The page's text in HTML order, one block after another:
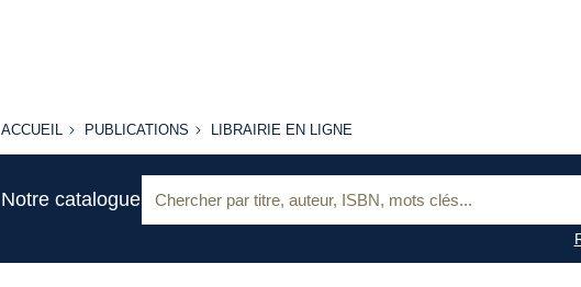
ACCUEIL
ACCUEIL PUBLICATIONS
PUBLICATIONS
LIBRAIRIE
LIBRAIRIE EN LIGNE
Notre catalogue: